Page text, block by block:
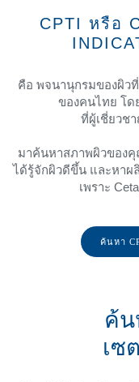
CPTI หรือ
คือ พจนานุกรมของผิว
ของคนไทย โด
ที่ผู้เชี่ยวช
มาค้นหาสภาพผิวของ
ได้รู้จักผิวดีขึ้น และหาผ
เพราะ
ค้นหา
ค้
เซ